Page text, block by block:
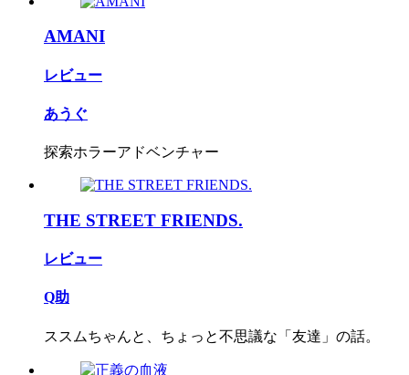
AMANI
レビュー
あうぐ
探索ホラーアドベンチャー
THE STREET FRIENDS.
レビュー
Q助
ススムちゃんと、ちょっと不思議な「友達」の話。